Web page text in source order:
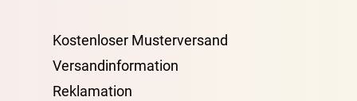
Kostenloser Musterversand
Versandinformation
Reklamation